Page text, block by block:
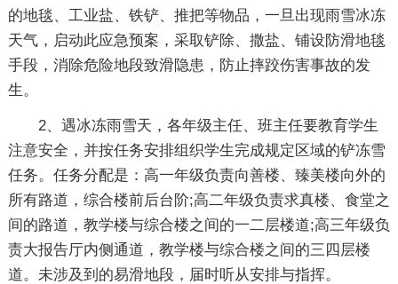
的地毯、工业盐、铁铲、推把等物品，一旦出现雨雪冰冻
天气，启动此应急预案，采取铲除、撒盐、铺设防滑地毯
手段，消除危险地段致滑隐患，防止摔跤伤害事故的发
生。
2、遇冰冻雨雪天，各年级主任、班主任要教育学生
注意安全，并按任务安排组织学生完成规定区域的铲冻雪
任务。任务分配是：高一年级负责向善楼、臻美楼向外的
所有路道，综合楼前后台阶;高二年级负责求真楼、食堂之
间的路道，教学楼与综合楼之间的一二层楼道;高三年级负
责大报告厅内侧通道，教学楼与综合楼之间的三四层楼
道。未涉及到的易滑地段，届时听从安排与指挥。